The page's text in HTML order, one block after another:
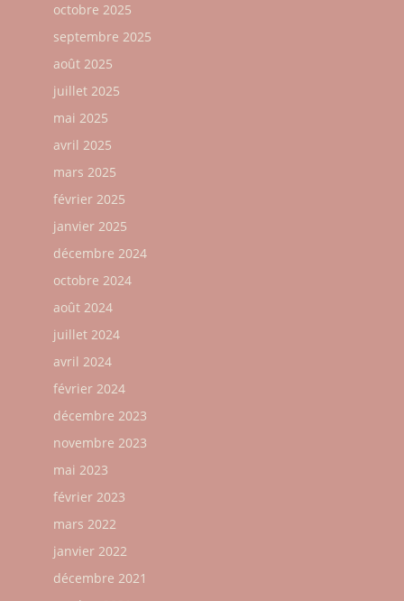
octobre 2025
septembre 2025
août 2025
juillet 2025
mai 2025
avril 2025
mars 2025
février 2025
janvier 2025
décembre 2024
octobre 2024
août 2024
juillet 2024
avril 2024
février 2024
décembre 2023
novembre 2023
mai 2023
février 2023
mars 2022
janvier 2022
décembre 2021